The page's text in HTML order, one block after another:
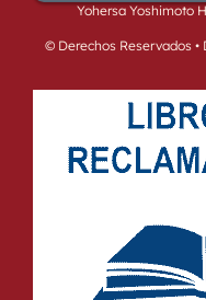
Yohersa Yoshimoto
© Derechos Reservados •